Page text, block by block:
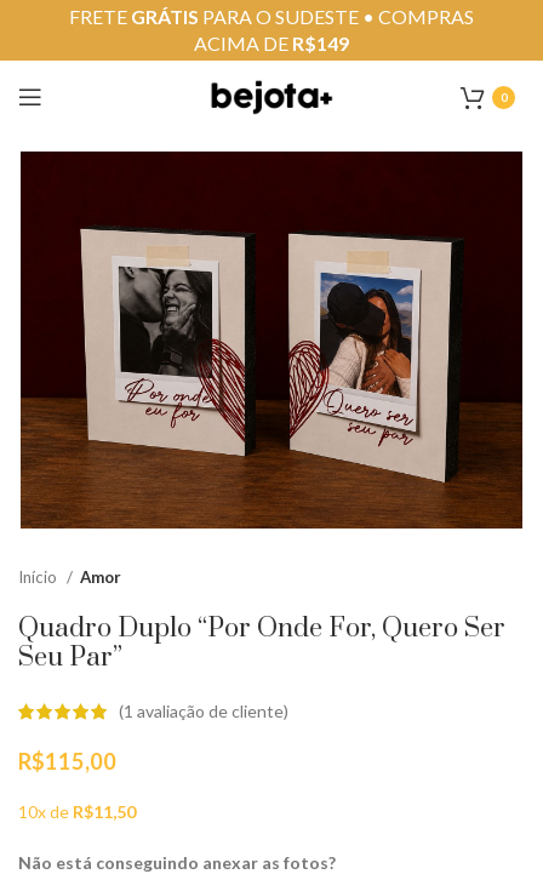
0
Início Amor
Quadro Duplo “Por Onde For, Quero Ser
Seu Par”
(1 avaliação de cliente)
R$115,00
10x de R$11,50
Não está conseguindo anexar as fotos?
FRETE GRÁTIS PARA O SUDESTE • COMPRAS
ACIMA DE R$149